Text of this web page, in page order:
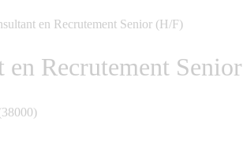
en Recrutement Senior (H/F)
en Recrutement